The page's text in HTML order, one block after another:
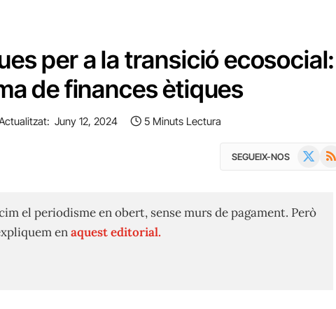
per a la transició ecosocial:
de finances ètiques
Juny 12, 2024 5 Minuts Lectura
SEGUEIX-NOS RSS
el periodisme en obert, sense murs de pagament. Però
enaquest editorial.